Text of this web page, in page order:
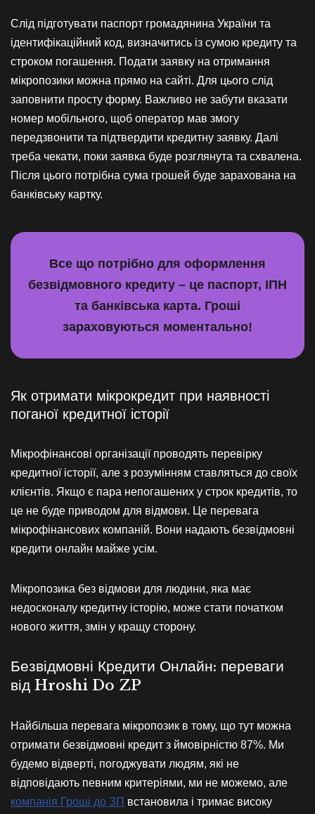
Слід підготувати паспорт громадянина України та
ідентифікаційний код, визначитись із сумою кредиту та
строком погашення. Подати заявку на отримання
мікропозики можна прямо на сайті. Для цього слід
заповнити просту форму. Важливо не забути вказати
номер мобільного, щоб оператор мав змогу
передзвонити та підтвердити кредитну заявку. Далі
треба чекати, поки заявка буде розглянута та схвалена.
Після цього потрібна сума грошей буде зарахована на
банківську картку.
Все що потрібно для оформлення
безвідмовного кредиту – це паспорт, ІПН
та банківська карта. Гроші
зараховуються моментально!
Як отримати мікрокредит при наявності
поганої кредитної історії
Мікрофінансові організації проводять перевірку
кредитної історії, але з розумінням ставляться до своїх
клієнтів. Якщо є пара непогашених у строк кредитів, то
це не буде приводом для відмови. Це перевага
мікрофінансових компаній. Вони надають безвідмовні
кредити онлайн майже усім.
Мікропозика без відмови для людини, яка має
недосконалу кредитну історію, може стати початком
нового життя, змін у кращу сторону.
Безвідмовні Кредити Онлайн: переваги
від Hroshi Do ZP
Найбільша перевага мікропозик в тому, що тут можна
отримати безвідмовні кредит з ймовірністю 87%. Ми
будемо відверті, погоджувати людям, які не
відповідають певним критеріями, ми не можемо, але
компанія Гроші до ЗП встановила і тримає високу